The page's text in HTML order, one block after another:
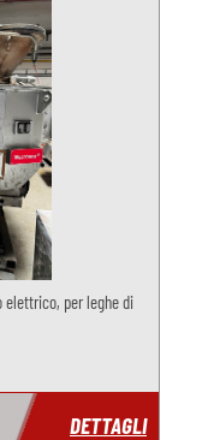
elettrico, per leghe di
DETTAGLI